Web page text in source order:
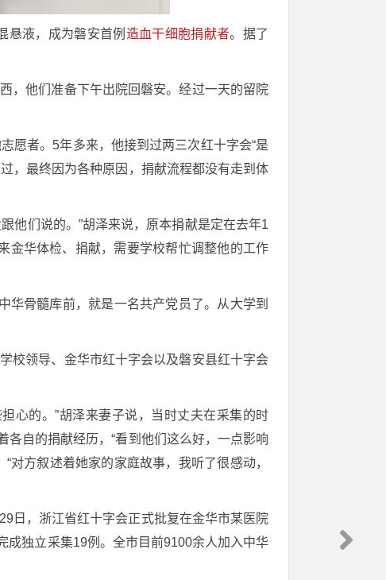
悬液，成为磐安首例 造血干细胞捐献者。据了
，他们准备下午出院回磐安。经过一天的留院
愿者。5年多来，他接到过两三次红十字会“是
，最终因为各种原因，捐献流程都没有走到体
他们说的。”胡泽来说，原本捐献是定在去年1
金华体检、捐献，需要学校帮忙调整他的工作
华骨髓库前，就是一名共产党员了。从大学到
校领导、金华市红十字会以及磐安县红十字会
心的。”胡泽来妻子说，当时丈夫在采集的时
自的捐献经历，“看到他们这么好，一点影响
方叙述着她家的家庭故事，我听了很感动，
日，浙江省红十字会正式批复在金华市某医院
成独立采集19例。全市目前9100余人加入中华